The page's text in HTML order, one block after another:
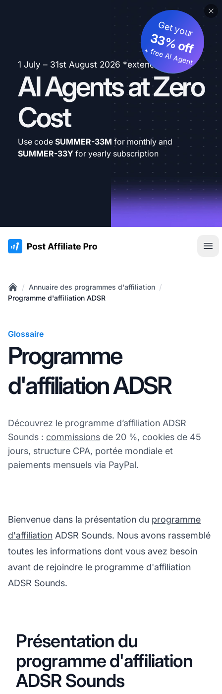
1 July – 31st August 2026 *extended
AI Agents at Zero
Cost
Get your
33% off
+ free AI Agent
Use code SUMMER-33M for monthly and
SUMMER-33Y for yearly subscription
:site.title
Home
/ Annuaire des programmes d'affiliation /
Programme d'affiliation ADSR
Glossaire
Programme
d'affiliation ADSR
Découvrez le programme d’affiliation ADSR
Sounds : commissions de 20 %, cookies de 45
jours, structure CPA, portée mondiale et
paiements mensuels via PayPal.
Bienvenue dans la présentation du programme
d'affiliation ADSR Sounds. Nous avons rassemblé
toutes les informations dont vous avez besoin
avant de rejoindre le programme d'affiliation
ADSR Sounds.
Présentation du
programme d'affiliation
ADSR Sounds